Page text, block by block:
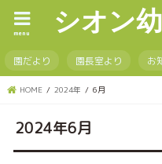
シオン
menu
園だより 園長室より お
HOME 2024年 6月
2024年6月